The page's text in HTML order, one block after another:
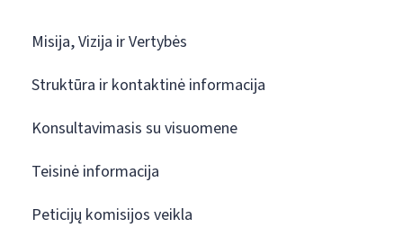
Misija, Vizija ir Vertybės
Struktūra ir kontaktinė informacija
Konsultavimasis su visuomene
Teisinė informacija
Peticijų komisijos veikla